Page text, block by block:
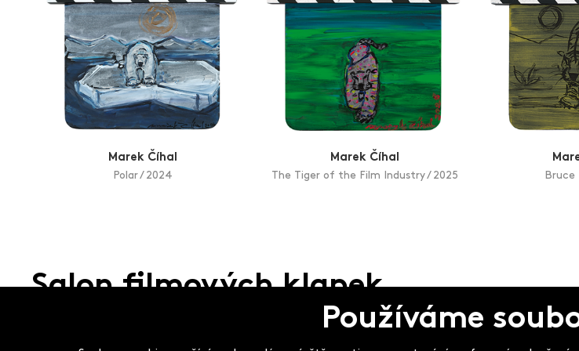
Aukce filmových klapek
Aktuality
Zlín Film Festival
Marek Číhal
Polar / 2024
Marek Číhal
The Tiger of the Film Industry / 2025
Bruce
Salon filmových klapek
Používáme